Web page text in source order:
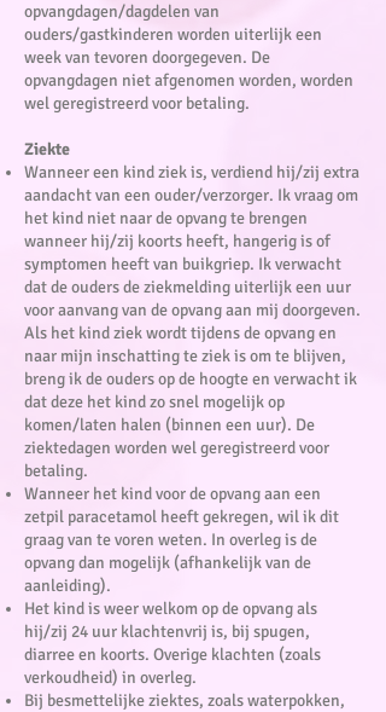
opvangdagen/dagdelen van
ouders/gastkinderen worden uiterlijk een
week van tevoren doorgegeven. De
opvangdagen niet afgenomen worden, worden
wel geregistreerd voor betaling.
Ziekte
Wanneer een kind ziek is, verdiend hij/zij extra
aandacht van een ouder/verzorger. Ik vraag om
het kind niet naar de opvang te brengen
wanneer hij/zij koorts heeft, hangerig is of
symptomen heeft van buikgriep. Ik verwacht
dat de ouders de ziekmelding uiterlijk een uur
voor aanvang van de opvang aan mij doorgeven.
Als het kind ziek wordt tijdens de opvang en
naar mijn inschatting te ziek is om te blijven,
breng ik de ouders op de hoogte en verwacht ik
dat deze het kind zo snel mogelijk op
komen/laten halen (binnen een uur). De
ziektedagen worden wel geregistreerd voor
betaling.
Wanneer het kind voor de opvang aan een
zetpil paracetamol heeft gekregen, wil ik dit
graag van te voren weten. In overleg is de
opvang dan mogelijk (afhankelijk van de
aanleiding).
Het kind is weer welkom op de opvang als
hij/zij 24 uur klachtenvrij is, bij spugen,
diarree en koorts. Overige klachten (zoals
verkoudheid) in overleg.
Bij besmettelijke ziektes, zoals waterpokken,